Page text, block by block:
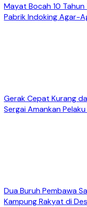
Mayat Bocah 10
Pabrik Indoking Agar-
Gerak Cepat Kurang
Sergai Amankan
Dua Buruh Pembawa
Kampung Rakyat di